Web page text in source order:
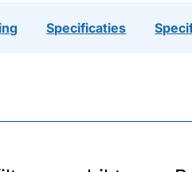
Specificaties